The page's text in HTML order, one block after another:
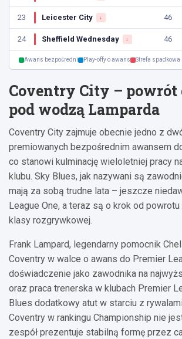
23 Leicester City ↓ 46
24 Sheffield Wednesday ↓ 46
Awans bezpośredni Play-offy o awans Strefa spadkowa
Coventry City –
pod wodzą Lamparda
Coventry City zajmuje obecnie jedno z
premiowanych bezpośrednim awansem
co stanowi kulminację wieloletniej pracy
klubu. Sky Blues, jak nazywani są
mają za sobą trudne lata – jeszcze
League One, a teraz są o krok od
klasy rozgrywkowej.
Frank Lampard, legendarny pomocnik
Coventry w walce o awans do Premier
doświadczenie jako zawodnika na
oraz praca trenerska w klubach Premier
Blues dodatkowy atut w starciu z
Coventry w rankingu Championship nie
zespół prezentuje stabilną formę przez